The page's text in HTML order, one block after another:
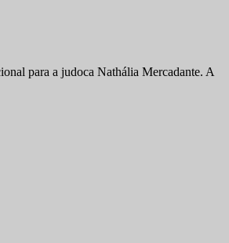
para a judoca Nathália Mercadante. A